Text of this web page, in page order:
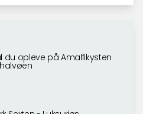
du opleve på Amalfikysten